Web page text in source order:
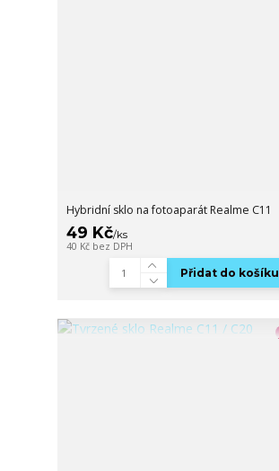
Hybridní sklo na fotoaparát Realme C11
49 Kč/ks
40 Kč bez DPH
Přidat do košíku